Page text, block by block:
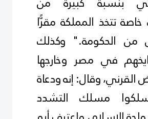
تتخذ المملكة مقرًّا
من الحكومة". وكذلك
في مصر وخارجها
القرني، وقال: إنه ودعاة
مسلك التشدد